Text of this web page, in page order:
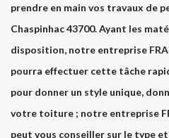
prendre en main vos travaux de
Chaspinhac 43700. Ayant les
disposition, notre entreprise
pourra effectuer cette tâche
pour donner un style unique,
votre toiture ; notre entreprise
peut vous conseiller sur le type